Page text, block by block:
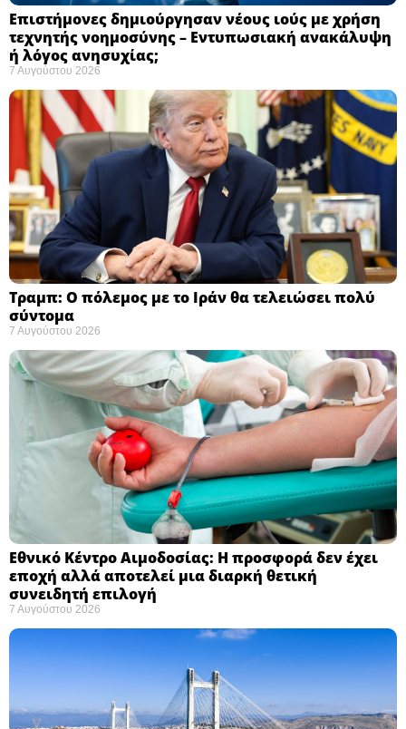
Επιστήμονες δημιούργησαν νέους ιούς με χρήση
τεχνητής νοημοσύνης – Εντυπωσιακή ανακάλυψη
ή λόγος ανησυχίας; ​
7 Αυγούστου 2026
Τραμπ: Ο πόλεμος με το Ιράν θα τελειώσει πολύ
σύντομα ​
7 Αυγούστου 2026
Εθνικό Κέντρο Αιμοδοσίας: H προσφορά δεν έχει
εποχή αλλά αποτελεί μια διαρκή θετική
συνειδητή επιλογή ​
7 Αυγούστου 2026